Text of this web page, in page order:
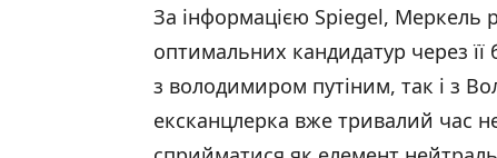
За інформацією Spiegel, Меркель
оптимальних кандидатур через
з володимиром путіним, так і з
ексканцлерка вже тривалий час